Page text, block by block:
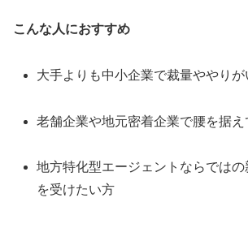
こんな人におすすめ
大手よりも中小企業で裁量ややり
老舗企業や地元密着企業で腰を据
地方特化型エージェントならではの
を受けたい方